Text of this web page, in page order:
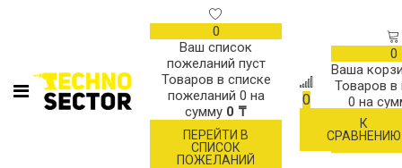
0
Ваш список
пожеланий пуст
Товаров в списке
пожеланий 0 на
сумму 0 ₸
ПЕРЕЙТИ В
СПИСОК
ПОЖЕЛАНИЙ
0
К
СРАВНЕНИЮ
0
Ваша
Товаров в
0 на